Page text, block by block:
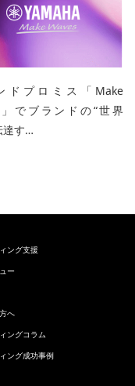
ドプロミス「Make
」でブランドの“世界
達す…
ング支援
ー
へ
ングコラム
ング成功事例